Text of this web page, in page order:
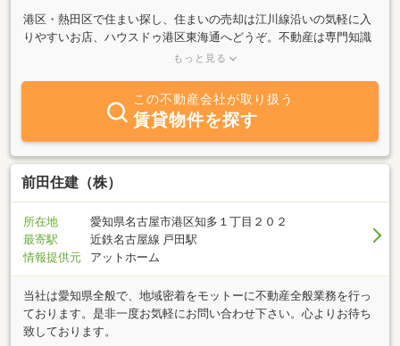
港区・熱田区で住まい探し、住まいの売却は江川線沿いの気軽に入
りやすいお店、ハウスドゥ港区東海通へどうぞ。不動産は専門知識
や相場や環境を知っている私たちにお任せいただければ失敗しませ
もっと見る
この不動産会社が取り扱う
賃貸物件を探す
前田住建（株）
所在地
愛知県名古屋市港区知多１丁目２０２
最寄駅
近鉄名古屋線 戸田駅
情報提供元
アットホーム
当社は愛知県全般で、地域密着をモットーに不動産全般業務を行っ
ております。是非一度お気軽にお問い合わせ下さい。心よりお待ち
致しております。